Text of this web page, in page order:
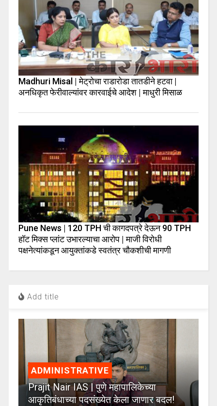
Madhuri Misal | मेट्रोचा राडारोडा तातडीने हटवा |
अनधिकृत फेरीवाल्यांवर कारवाईचे आदेश | माधुरी मिसाळ
Pune News | 120 TPH ची कागदपत्रे देऊन 90 TPH
हॉट मिक्स प्लांट उभारल्याचा आरोप | माजी विरोधी
पक्षनेत्यांकडून आयुक्तांकडे स्वतंत्र चौकशीची मागणी
Add title
ADMINISTRATIVE
Prajit Nair IAS | पुणे महापालिकेच्या
आकृतिबंधाच्या पदसंख्येत केला जाणार बदल!